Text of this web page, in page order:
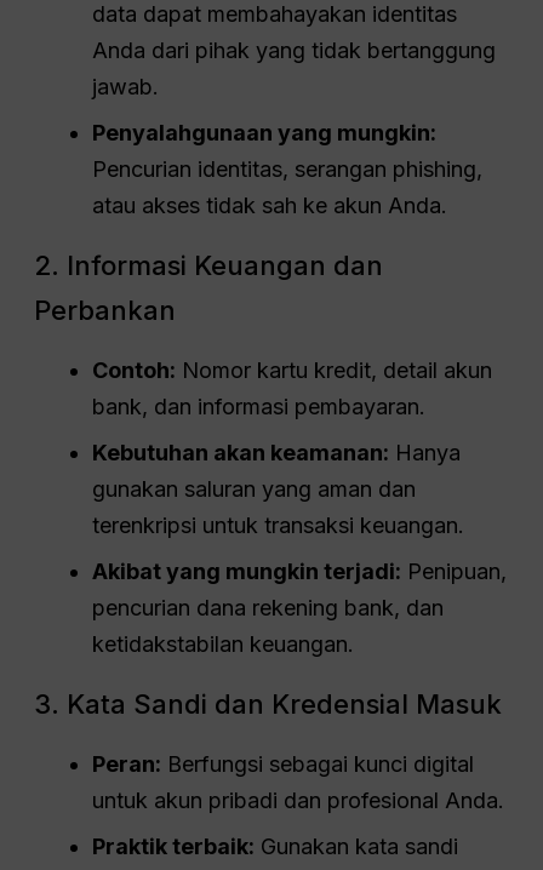
data dapat membahayakan identitas
Anda dari pihak yang tidak bertanggung
jawab.
Penyalahgunaan yang mungkin:
Pencurian identitas, serangan phishing,
atau akses tidak sah ke akun Anda.
2. Informasi Keuangan dan
Perbankan
Contoh: Nomor kartu kredit, detail akun
bank, dan informasi pembayaran.
Kebutuhan akan keamanan: Hanya
gunakan saluran yang aman dan
terenkripsi untuk transaksi keuangan.
Akibat yang mungkin terjadi: Penipuan,
pencurian dana rekening bank, dan
ketidakstabilan keuangan.
3. Kata Sandi dan Kredensial Masuk
Peran: Berfungsi sebagai kunci digital
untuk akun pribadi dan profesional Anda.
Praktik terbaik: Gunakan kata sandi